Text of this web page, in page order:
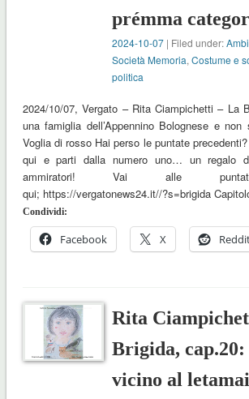
prémma
2024-10-07 | Filed under:
Società Memoria,Costume e
politica
2024/10/07, Vergato – Rita Ciampichetti – La
una famiglia dell’Appennino Bolognese e
Voglia di rosso Hai perso le puntate
qui e parti dalla numero uno… un regalo
ammiratori! Vai alle
qui; https://vergatonews24.it//?s=brigida
Condividi:
Facebook X
Rita
Brigida,
vicino al